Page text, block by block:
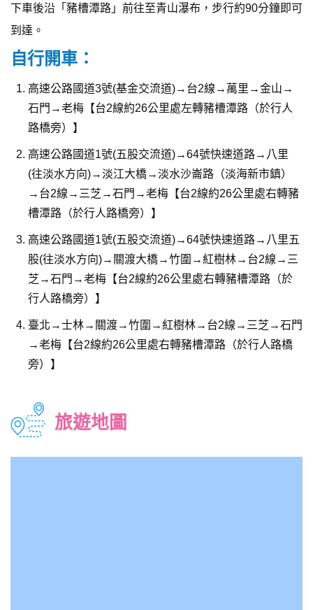
下車後沿「豬槽潭路」前往至青山瀑布，步行約90分鐘即可
到達。
自行開車：
高速公路國道3號(基金交流道)→台2線→萬里→金山→
石門→老梅【台2線約26公里處左轉豬槽潭路（於行人
路橋旁）】
高速公路國道1號(五股交流道)→64號快速道路→八里
(往淡水方向)→淡江大橋→淡水沙崙路（淡海新市鎮）
→台2線→三芝→石門→老梅【台2線約26公里處右轉豬
槽潭路（於行人路橋旁）】
高速公路國道1號(五股交流道)→64號快速道路→八里五
股(往淡水方向)→關渡大橋→竹圍→紅樹林→台2線→三
芝→石門→老梅【台2線約26公里處右轉豬槽潭路（於
行人路橋旁）】
臺北→士林→關渡→竹圍→紅樹林→台2線→三芝→石門
→老梅【台2線約26公里處右轉豬槽潭路（於行人路橋
旁）】
旅遊地圖